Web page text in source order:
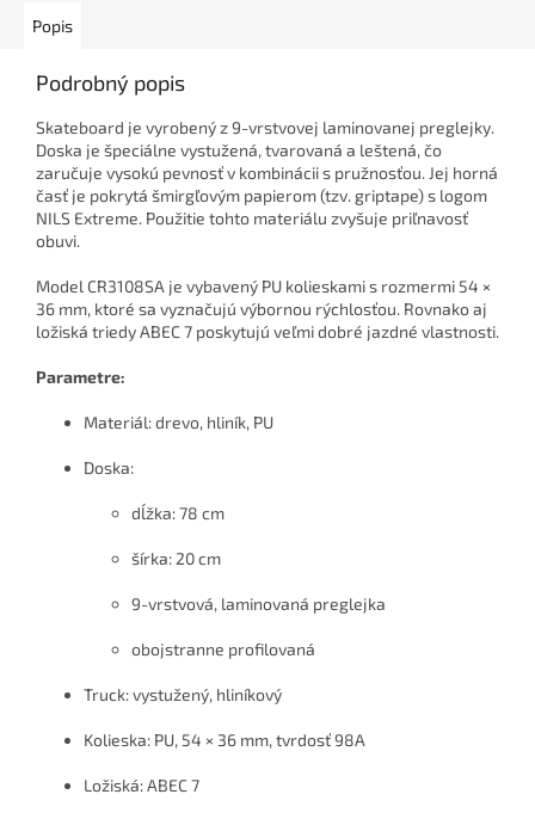
Popis
Podrobný popis
Skateboard je vyrobený z 9-vrstvovej laminovanej preglejky.
Doska je špeciálne vystužená, tvarovaná a leštená, čo
zaručuje vysokú pevnosť v kombinácii s pružnosťou. Jej horná
časť je pokrytá šmirgľovým papierom (tzv. griptape) s logom
NILS Extreme. Použitie tohto materiálu zvyšuje priľnavosť
obuvi.
Model CR3108SA je vybavený PU kolieskami s rozmermi 54 ×
36 mm, ktoré sa vyznačujú výbornou rýchlosťou. Rovnako aj
ložiská triedy ABEC 7 poskytujú veľmi dobré jazdné vlastnosti.
Parametre:
Materiál: drevo, hliník, PU
Doska:
dĺžka: 78 cm
šírka: 20 cm
9-vrstvová, laminovaná preglejka
obojstranne profilovaná
Truck: vystužený, hliníkový
Kolieska: PU, 54 × 36 mm, tvrdosť 98A
Ložiská: ABEC 7